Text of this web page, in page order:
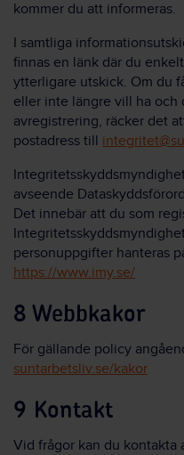
kommer du att informeras.
I samtliga
finnas en länk där du
ytterligare utskick. Om du
eller inte längre vill ha och
avregistrering, räcker det
postadress till
avseende
Det innebär att du som
personuppgifter hanteras
https://www.imy.se/
8 Webbkakor
För gällande policy
suntarbetsliv.se/kakor
9 Kontakt
Vid frågor kan du kontakta